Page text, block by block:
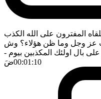
المفترون على الله الكذب
عز وجل وما ظن هؤلاء؟ وش
بال اولئك المكذبين بيوم -
00:01:10ضَ